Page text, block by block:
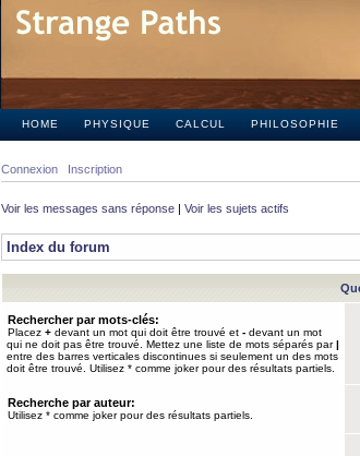
HOME PHYSIQUE CALCUL PHILOSOPHIE
Connexion Inscription
Voir les messages sans réponse | Voir les sujets actifs
Index du forum
Rechercher par mots-clés:
Placez + devant un mot qui doit être trouvé et - devant un mot
qui ne doit pas être trouvé. Mettez une liste de mots séparés par|
entre des barres verticales discontinues si seulement un des mots
doit être trouvé. Utilisez * comme joker pour des résultats partiels.
Recherche par auteur:
Utilisez * comme joker pour des résultats partiels.